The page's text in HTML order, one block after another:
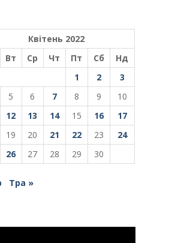
Квітень 2022
Вт Ср Чт Пт Сб
Нд
1
2
3
5 6 7 8 9
10
12 13 14 15 16
17
19 20 21 22 23
24
26 27 28 29 30
Тра »